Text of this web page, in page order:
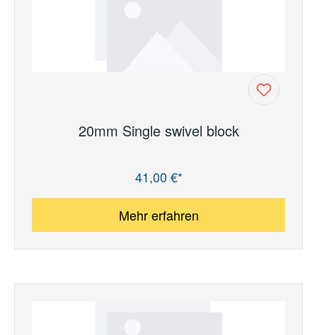
20mm Single swivel block
41,00 €*
Mehr erfahren